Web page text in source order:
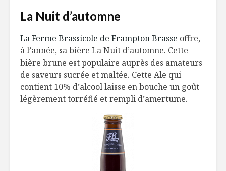
La Nuit d’automne
La Ferme Brassicole de Frampton Brasse offre,
à l’année, sa bière La Nuit d’automne. Cette
bière brune est populaire auprès des amateurs
de saveurs sucrée et maltée. Cette Ale qui
contient 10% d’alcool laisse en bouche un goût
légèrement torréfié et rempli d’amertume.
Du piment pour
Pâtes de navet,
inspiration
Ah les croquins!
fèves
L’ABC